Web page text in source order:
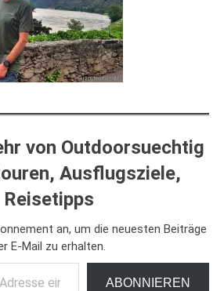
von Outdoorsuechtig
Ausflugsziele,
Reisetipps
an, um die neuesten Beiträge
E-Mail zu erhalten.
ABONNIEREN